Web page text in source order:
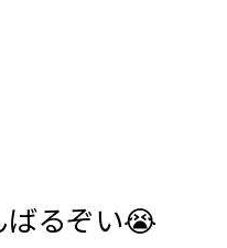
ばるぞい😭